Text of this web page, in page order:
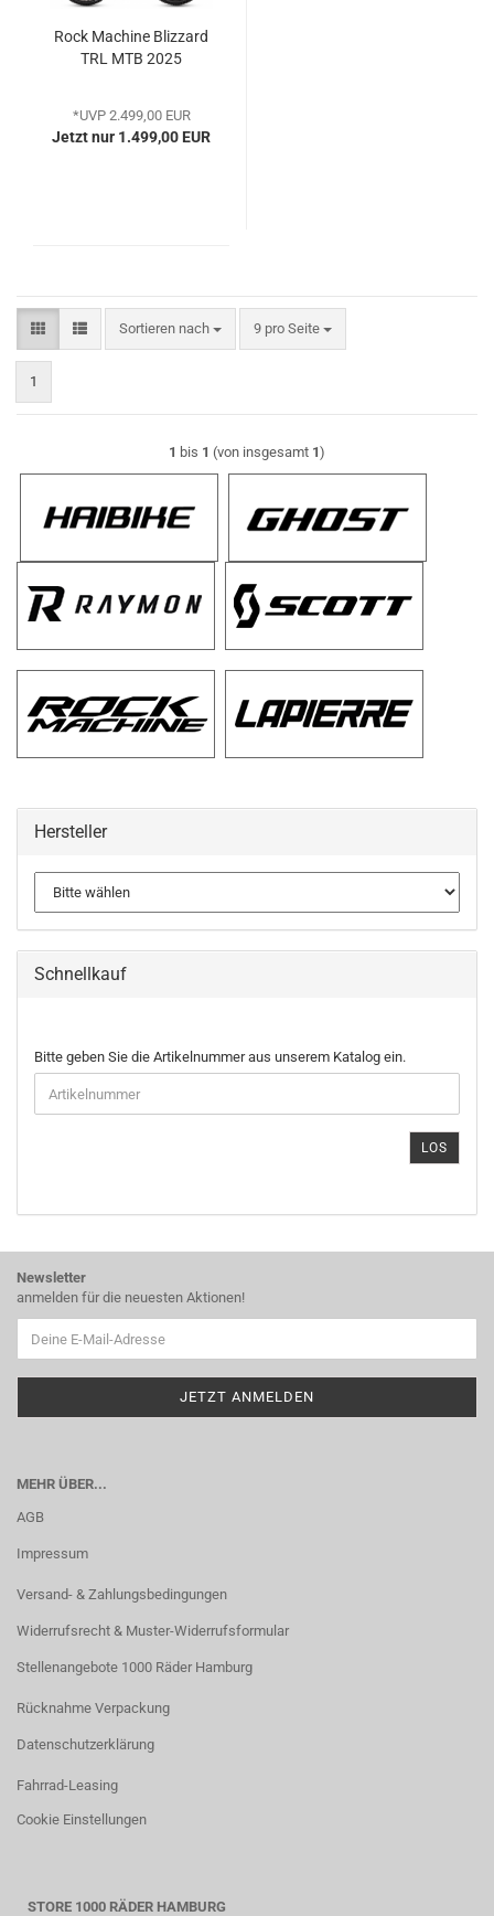
Rock Machine Blizzard
TRL MTB 2025
*UVP 2.499,00 EUR
Jetzt nur 1.499,00 EUR
Sortieren nach
Sortieren nach 9 pro Seite
pro Seite
1
1 bis 1 (von insgesamt 1)
Hersteller
Schnellkauf
BITTE
GEBEN
SIE
DIE
EIN.
Bitte geben Sie die Artikelnummer aus unserem Katalog ein.
LOS
Newsletter
anmelden für die neuesten Aktionen!
MEHR ÜBER...
AGB
Impressum
Versand- & Zahlungsbedingungen
Widerrufsrecht & Muster-Widerrufsformular
Stellenangebote 1000 Räder Hamburg
Rücknahme Verpackung
Datenschutzerklärung
Fahrrad-Leasing
Cookie Einstellungen
STORE 1000 RÄDER HAMBURG